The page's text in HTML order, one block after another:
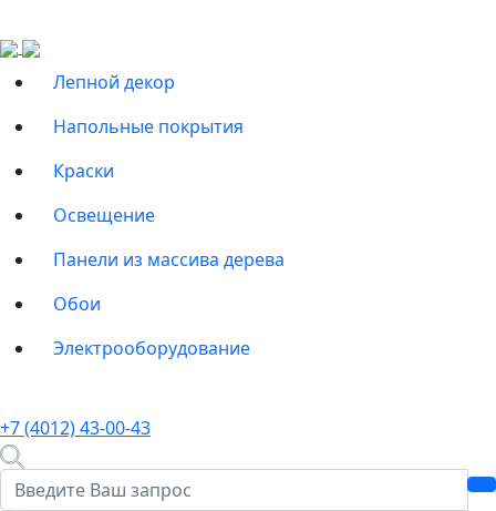
Лепной декор
Напольные покрытия
Краски
Освещение
Панели из массива дерева
Обои
Электрооборудование
+7 (4012) 43-00-43